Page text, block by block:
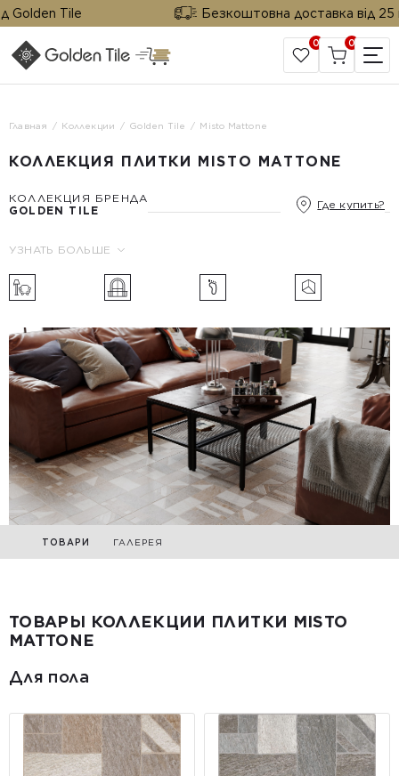
Tile Безкоштовна доставка від 25 м²
САЙТ КОМПАНИИ
0 0
Главная Коллекции Golden Tile Misto Mattone
КОЛЛЕКЦИЯ ПЛИТКИ MISTO MATTONE
КОЛЛЕКЦИЯ БРЕНДА
GOLDEN TILE
Где купить?
УЗНАТЬ БОЛЬШЕ
ТОВАРИ ГАЛЕРЕЯ
ТОВАРЫ КОЛЛЕКЦИИ ПЛИТКИ MISTO
MATTONE
Для пола